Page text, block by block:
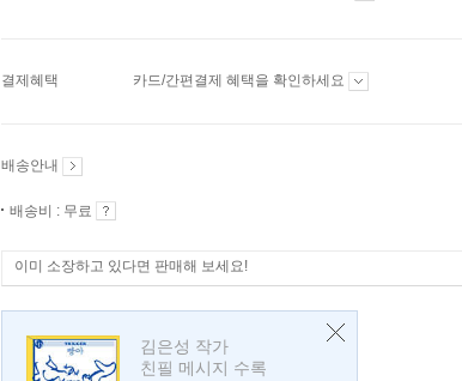
결제혜택 카드/간편결제 혜택을 확인하세요
배송안내
배송비 : 무료
이미 소장하고 있다면 판매해 보세요!
김은성 작가
친필 메시지 수록